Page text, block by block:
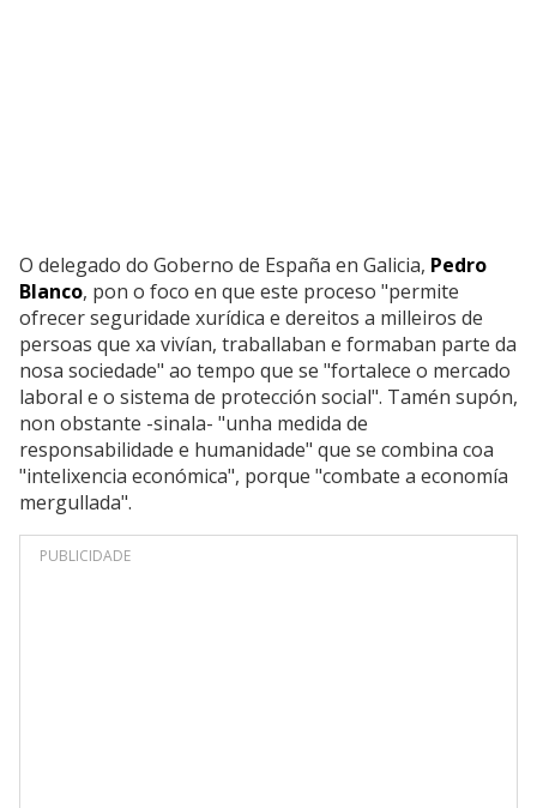
O delegado do Goberno de España en Galicia, Pedro
Blanco, pon o foco en que este proceso "permite
ofrecer seguridade xurídica e dereitos a milleiros de
persoas que xa vivían, traballaban e formaban parte da
nosa sociedade" ao tempo que se "fortalece o mercado
laboral e o sistema de protección social". Tamén supón,
non obstante -sinala- "unha medida de
responsabilidade e humanidade" que se combina coa
"intelixencia económica", porque "combate a economía
mergullada".
PUBLICIDADE